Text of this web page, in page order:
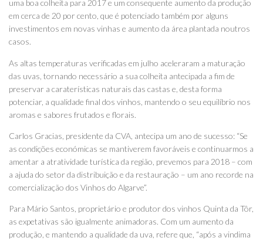
uma boa colheita para 2017 e um consequente aumento da produção
em cerca de 20 por cento, que é potenciado também por alguns
investimentos em novas vinhas e aumento da área plantada noutros
casos.
As altas temperaturas verificadas em julho aceleraram a maturação
das uvas, tornando necessário a sua colheita antecipada a fim de
preservar a caraterísticas naturais das castas e, desta forma
potenciar, a qualidade final dos vinhos, mantendo o seu equilíbrio nos
aromas e sabores frutados e florais.
Carlos Gracias, presidente da CVA, antecipa um ano de sucesso: “Se
as condições económicas se mantiverem favoráveis e continuarmos a
amentar a atratividade turística da região, prevemos para 2018 – com
a ajuda do setor da distribuição e da restauração – um ano recorde na
comercialização dos Vinhos do Algarve”.
Para Mário Santos, proprietário e produtor dos vinhos Quinta da Tôr,
as expetativas são igualmente animadoras. Com um aumento da
produção, e mantendo a qualidade da uva, refere que, “após a vindima